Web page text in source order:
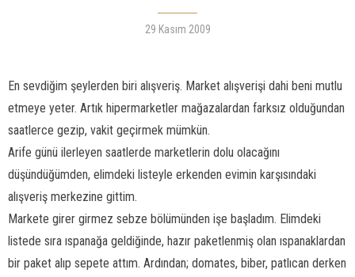
29 Kasım 2009
En sevdiğim şeylerden biri alışveriş. Market alışverişi dahi beni mutlu
etmeye yeter. Artık hipermarketler mağazalardan farksız olduğundan
saatlerce gezip, vakit geçirmek mümkün.
Arife günü ilerleyen saatlerde marketlerin dolu olacağını
düşündüğümden, elimdeki listeyle erkenden evimin karşısındaki
alışveriş merkezine gittim.
Markete girer girmez sebze bölümünden işe başladım. Elimdeki
listede sıra ıspanağa geldiğinde, hazır paketlenmiş olan ıspanaklardan
bir paket alıp sepete attım. Ardından; domates, biber, patlıcan derken